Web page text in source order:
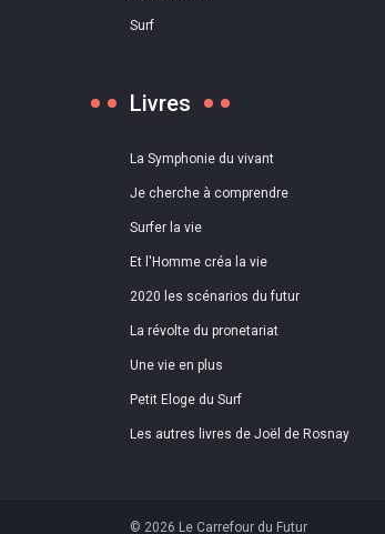
Surf
Livres
La Symphonie du vivant
Je cherche à comprendre
Surfer la vie
Et l'Homme créa la vie
2020 les scénarios du futur
La révolte du pronetariat
Une vie en plus
Petit Eloge du Surf
Les autres livres de Joël de Rosnay
© 2026 Le Carrefour du Futur